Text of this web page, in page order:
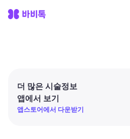
더 많은 시술정보
앱에서 보기
앱스토어에서 다운받기